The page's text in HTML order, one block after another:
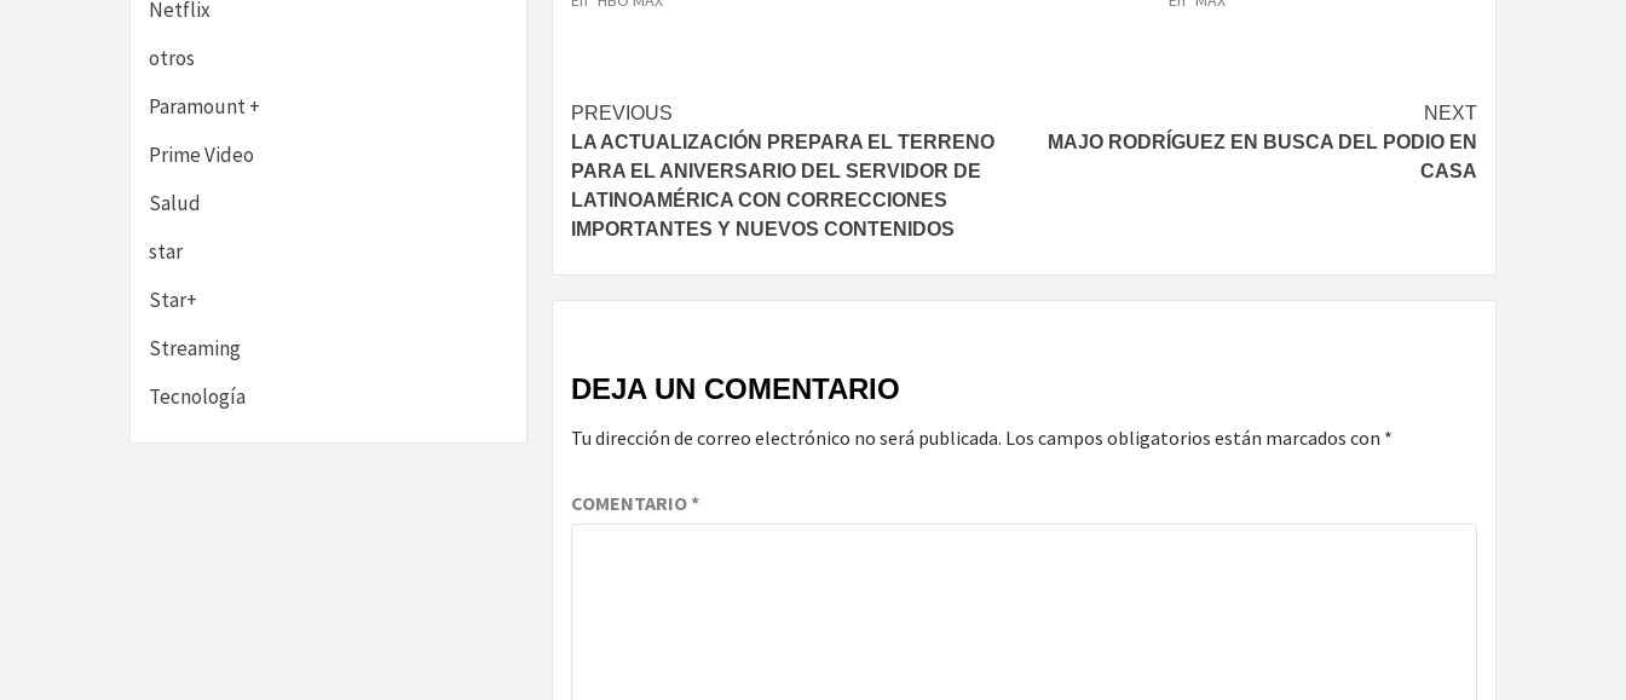
Post
navigation
PREVIOUS
LA ACTUALIZACIÓN PREPARA EL TERRENO
PARA EL ANIVERSARIO DEL SERVIDOR DE
LATINOAMÉRICA CON CORRECCIONES
IMPORTANTES Y NUEVOS CONTENIDOS
NEXT
MAJO RODRÍGUEZ EN BUSCA DEL PODIO EN
CASA
DEJA UN COMENTARIO
Tu dirección de correo electrónico no será publicada. Los campos obligatorios están marcados con *
COMENTARIO*
Netflix
otros
Paramount +
Prime Video
Salud
star
Star+
Streaming
Tecnología